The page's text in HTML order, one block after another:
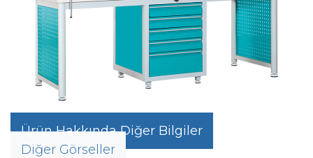
Ürün Hakkında Diğer Bilgiler
Diğer Görseller